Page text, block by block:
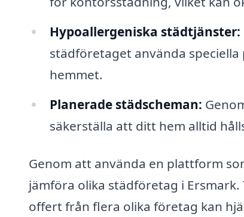
Hypoallergeniska städtjänster:
städföretaget använda
hemmet.
Planerade städscheman:
säkerställa att ditt hem alltid
Genom att använda en plattform
jämföra olika städföretag i
offert från flera olika företag kan